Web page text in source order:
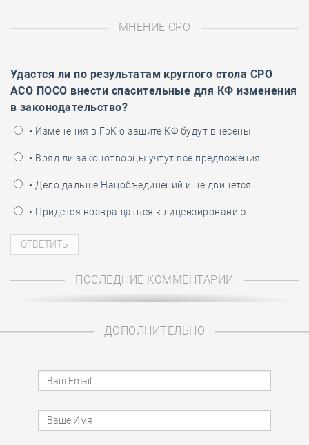
МНЕНИЕ СРО
Удастся ли по результатам круглого стола СРО
АСО ПОСО внести спасительные для КФ изменения
в законодательство?
• Изменения в ГрК о защите КФ будут внесены
• Вряд ли законотворцы учтут все предложения
• Дело дальше Нацобъединений и не двинется
• Придётся возвращаться к лицензированию…
ПОСЛЕДНИЕ КОММЕНТАРИИ
ДОПОЛНИТЕЛЬНО